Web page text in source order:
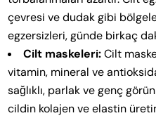
çevresi ve dudak gibi
egzersizleri, günde birkaç
Cilt maskeleri:Cilt
vitamin, mineral ve
sağlıklı, parlak ve genç
cildin kolajen ve elastin